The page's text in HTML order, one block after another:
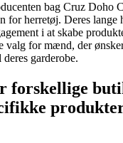
bag Cruz Doho
for herretøj. Deres lange
i at skabe
valg for mænd, der
garderobe.
forskellige